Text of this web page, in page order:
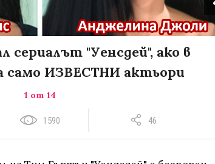
сериалът "Уенсдей", ако в
само ИЗВЕСТНИ актьори
1 от 14
1590 46